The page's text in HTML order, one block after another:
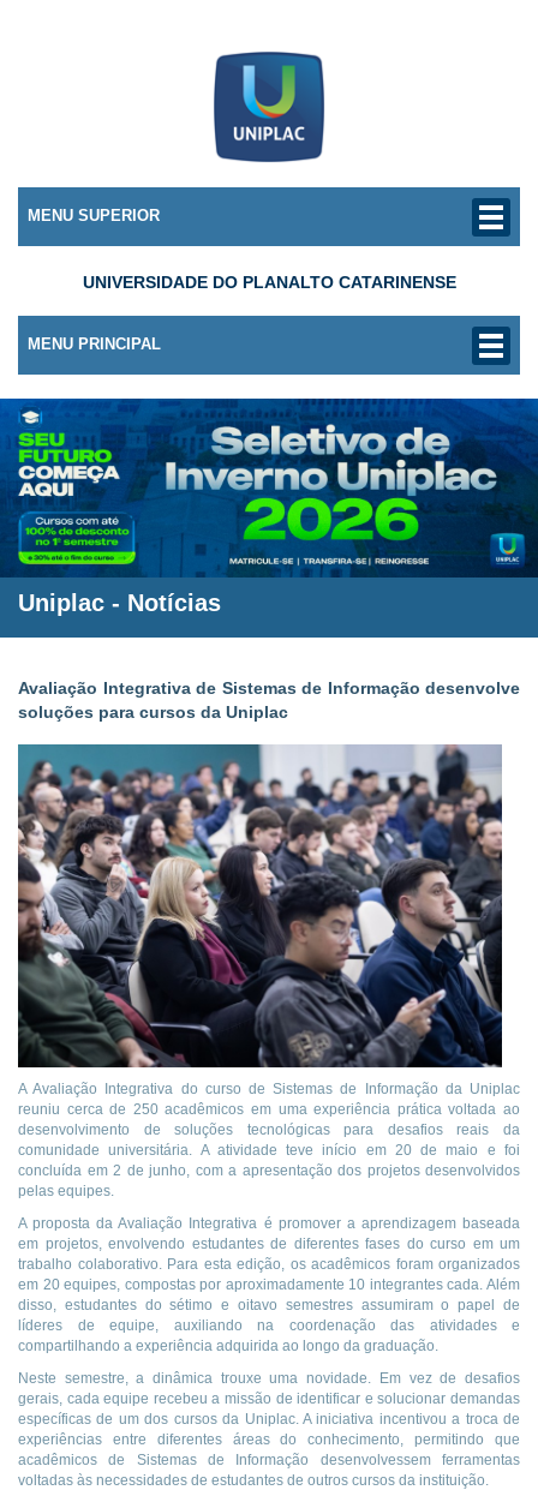
MENU SUPERIOR
UNIVERSIDADE DO PLANALTO CATARINENSE
MENU PRINCIPAL
Uniplac - Notícias
Avaliação Integrativa de Sistemas de Informação desenvolve
soluções para cursos da Uniplac
A Avaliação Integrativa do curso de Sistemas de Informação da Uniplac
reuniu cerca de 250 acadêmicos em uma experiência prática voltada ao
desenvolvimento de soluções tecnológicas para desafios reais da
comunidade universitária. A atividade teve início em 20 de maio e foi
concluída em 2 de junho, com a apresentação dos projetos desenvolvidos
pelas equipes.
A proposta da Avaliação Integrativa é promover a aprendizagem baseada
em projetos, envolvendo estudantes de diferentes fases do curso em um
trabalho colaborativo. Para esta edição, os acadêmicos foram organizados
em 20 equipes, compostas por aproximadamente 10 integrantes cada. Além
disso, estudantes do sétimo e oitavo semestres assumiram o papel de
líderes de equipe, auxiliando na coordenação das atividades e
compartilhando a experiência adquirida ao longo da graduação.
Neste semestre, a dinâmica trouxe uma novidade. Em vez de desafios
gerais, cada equipe recebeu a missão de identificar e solucionar demandas
específicas de um dos cursos da Uniplac. A iniciativa incentivou a troca de
experiências entre diferentes áreas do conhecimento, permitindo que
acadêmicos de Sistemas de Informação desenvolvessem ferramentas
voltadas às necessidades de estudantes de outros cursos da instituição.